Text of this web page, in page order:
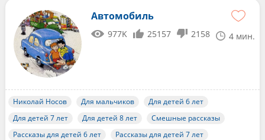
Автомобиль
977K 25157 2158 4 мин.
Николай Носов Для мальчиков
Для детей 6 лет
Для детей 7 лет
Для детей 8 лет
Смешные рассказы
Рассказы для детей 6 лет
Рассказы для детей 7 лет